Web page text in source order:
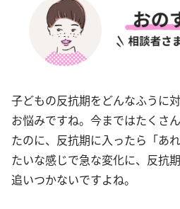
子どもの反抗期をどんなふうに
お悩みですね。今まではたくさ
たのに、反抗期に入ったら「あ
たいな感じで急な変化に、反抗
追いつかないですよね。